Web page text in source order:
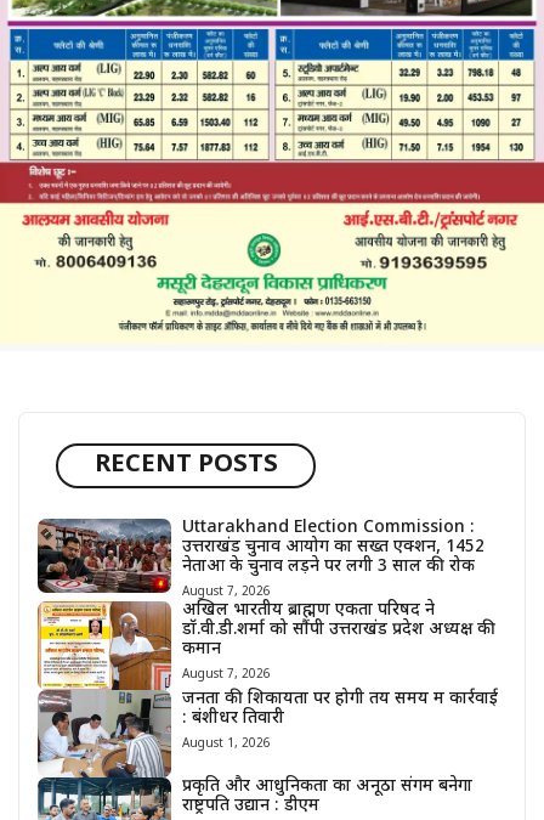
RECENT POSTS
Uttarakhand Election Commission :
उत्तराखंड चुनाव आयोग का सख्त एक्शन, 1452
नेताओं के चुनाव लड़ने पर लगी 3 साल की रोक
August 7, 2026
अखिल भारतीय ब्राह्मण एकता परिषद ने
डॉ.वी.डी.शर्मा को सौंपी उत्तराखंड प्रदेश अध्यक्ष की
कमान
August 7, 2026
जनता की शिकायतों पर होगी तय समय में कार्रवाई
: बंशीधर तिवारी
August 1, 2026
प्रकृति और आधुनिकता का अनूठा संगम बनेगा
राष्ट्रपति उद्यान : डीएम